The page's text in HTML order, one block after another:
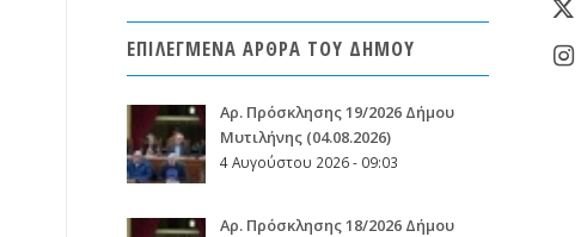
ΕΠΙΛΕΓΜΕΝΑ ΑΡΘΡΑ ΤΟΥ ΔΗΜΟΥ
Aρ. Πρόσκλησης 19/2026 Δήμου
Μυτιλήνης (04.08.2026)
4 Αυγούστου 2026 - 09:03
Aρ. Πρόσκλησης 18/2026 Δήμου